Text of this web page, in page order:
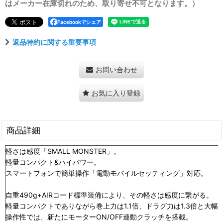
はメーカー在庫切れのため、取り寄せ不可となります。）
Facebookでシェア
返品特約に関する重要事項
お問い合わせ
お気に入り登録
商品詳細
軽さは感度「SMALL MONSTER」。
軽量コンパクト&ハイパワー。
スマートフォンで簡単操作「電動モバイルセッティング」対応。
自重490g+AIRコード標準装備により、その軽さは感度に繋がる。
軽量コンパクトでありながら巻上力は1.1倍、ドラグ力は1.3倍と大
操作性では、新たにモーターON/OFF連動クラッチを搭載。